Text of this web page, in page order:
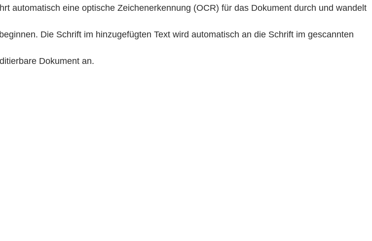
automatisch eine optische Zeichenerkennung (OCR) für das Dokument durch und wandelt
Die Schrift im hinzugefügten Text wird automatisch an die Schrift im gescannten
Dokument an.